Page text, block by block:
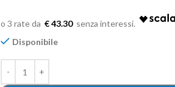
€ 43.30
Disponibile